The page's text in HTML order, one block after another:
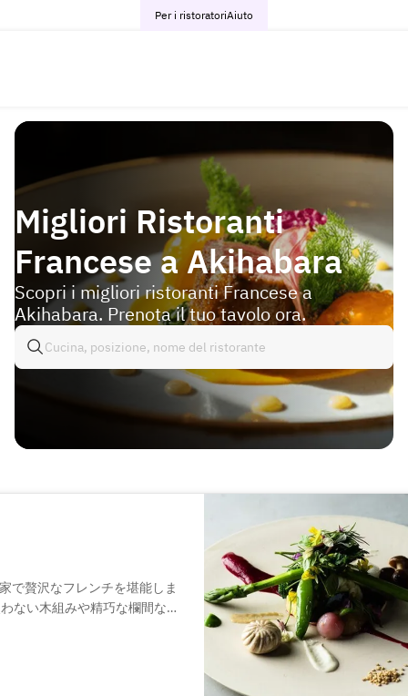
Per i ristoratoriAiuto
Migliori Ristoranti
Francese a Akihabara
Scopri i migliori ristoranti Francese a
Akihabara. Prenota il tuo tavolo ora.
で贅沢なフレンチを堪能しま
ない木組みや精巧な欄間な